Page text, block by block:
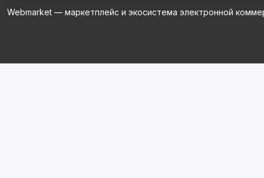
Webmarket — маркетплейс и экосистема электронной